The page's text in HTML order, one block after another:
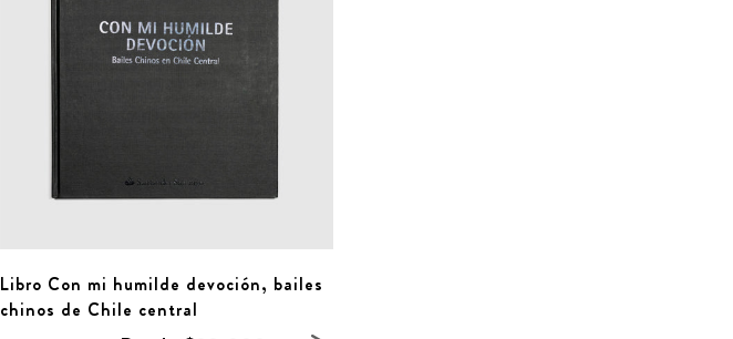
Libro Con mi humilde devoción, bailes
chinos de Chile central